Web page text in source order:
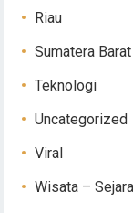
Riau
Sumatera Barat
Teknologi
Uncategorized
Viral
Wisata –